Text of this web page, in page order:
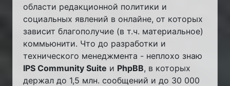
области редакционной политики и
социальных явлений в онлайне, от которых
зависит благополучие (в т.ч. материальное)
коммьюнити. Что до разработки и
технического менеджмента - неплохо знаю
IPS Community Suite и PhpBB, в которых
держал до 1,5 млн. сообщений и до 30 000